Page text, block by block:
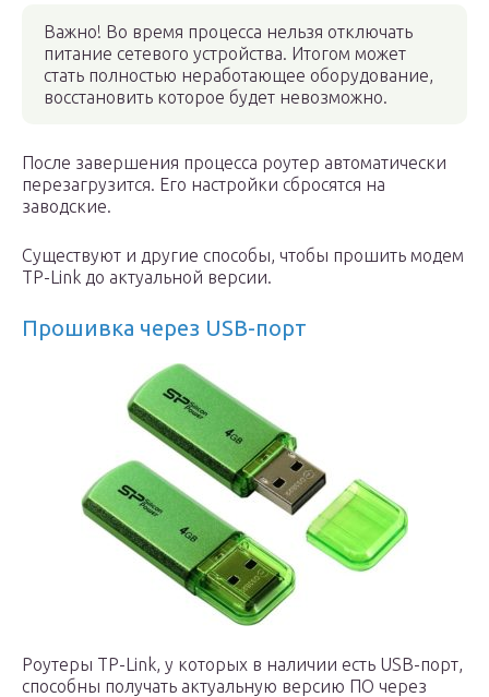
Важно! Во время процесса нельзя отключать
питание сетевого устройства. Итогом может
стать полностью неработающее оборудование,
восстановить которое будет невозможно.
После завершения процесса роутер автоматически
перезагрузится. Его настройки сбросятся на
заводские.
Существуют и другие способы, чтобы прошить модем
TP-Link до актуальной версии.
Прошивка через USB-порт
Роутеры TP-Link, у которых в наличии есть USB-порт,
способны получать актуальную версию ПО через